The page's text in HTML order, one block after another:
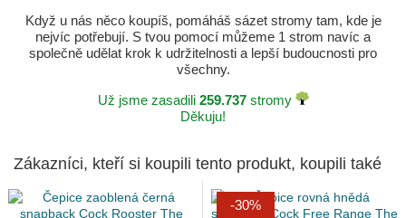
Když u nás něco koupíš, pomáháš sázet stromy tam, kde je
nejvíc potřebují. S tvou pomocí můžeme 1 strom navíc a
společně udělat krok k udržitelnosti a lepší budoucnosti pro
všechny.
Už jsme zasadili 259.737stromy
Děkuju!
Zákazníci, kteří si koupili tento produkt, koupili také
-30%